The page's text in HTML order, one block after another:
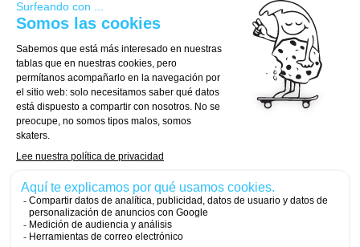
Guía de compra
Cómo Elegir tu Tabla